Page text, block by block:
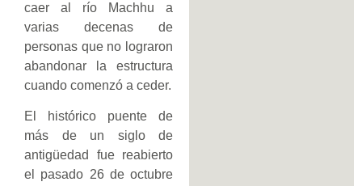
caer al río Machhu a
varias decenas de
personas que no lograron
abandonar la estructura
cuando comenzó a ceder.
El histórico puente de
más de un siglo de
antigüedad fue reabierto
el pasado 26 de octubre